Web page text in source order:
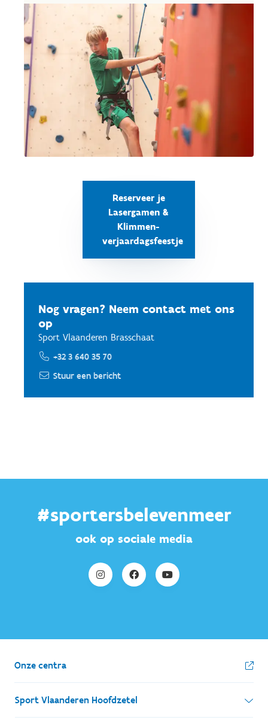
Reserveer je
Lasergamen &
Klimmen-
verjaardagsfeestje
Nog vragen? Neem contact met ons
op
Sport Vlaanderen Brasschaat
+32 3 640 35 70
Stuur een bericht
#sportersbelevenmeer
ook op sociale media
Onze centra
Sport Vlaanderen Hoofdzetel